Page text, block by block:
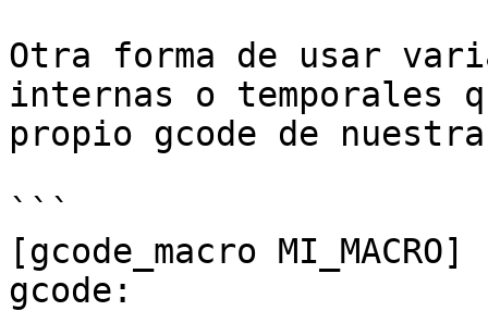
Otra forma de usar
internas o temporales
propio gcode de
```
[gcode_macro MI_MACRO]
gcode: